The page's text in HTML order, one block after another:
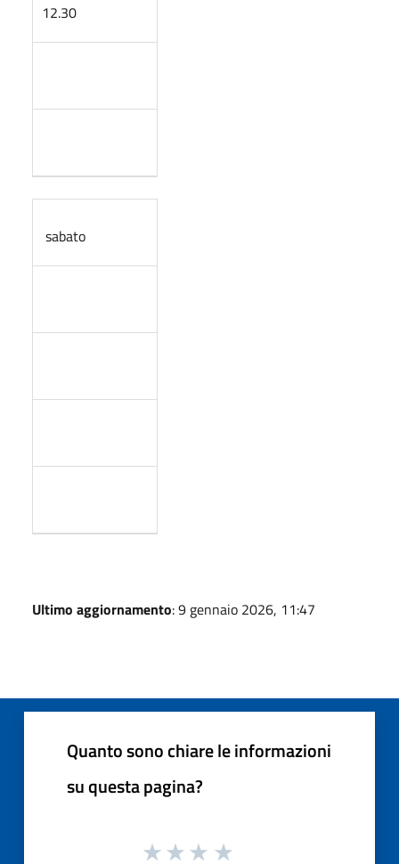
12.30
sabato
Ultimo aggiornamento: 9 gennaio 2026, 11:47
Quanto sono chiare le informazioni
su questa pagina?